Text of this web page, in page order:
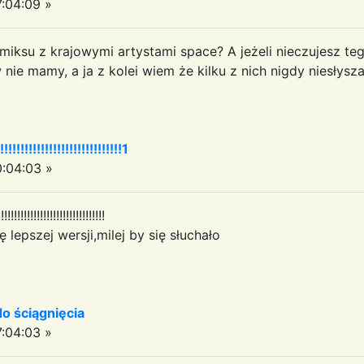
»
z krajowymi artystami space? A jeżeli nieczujesz
mamy, a ja z kolei wiem że kilku z nich nigdy
»
wersji,milej by się słuchało
ściągnięcia
»